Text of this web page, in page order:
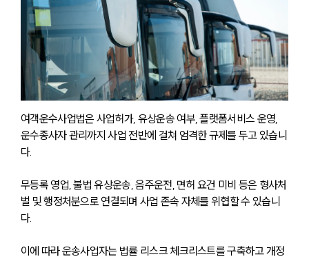
여객운수사업법은 사업허가, 유상운송 여부, 플랫폼서비스 운영,
운수종사자 관리까지 사업 전반에 걸쳐 엄격한 규제를 두고 있습니
다.
무등록 영업, 불법 유상운송, 음주운전, 면허 요건 미비 등은 형사처
벌 및 행정처분으로 연결되며 사업 존속 자체를 위협할 수 있습니
다.
이에 따라 운송사업자는 법률 리스크 체크리스트를 구축하고 개정